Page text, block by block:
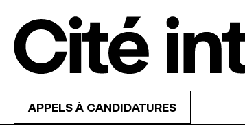
APPELS À CANDIDATURES